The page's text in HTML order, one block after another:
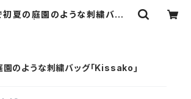
初夏の庭園のような刺繍バッグ
園のような刺繍バッグ｢Kissako｣